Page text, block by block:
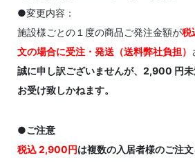
●変更内容：
施設様ごとの１度の商品ご発注金額が税
文の場合に受注・発送（送料弊社負担）
誠に申し訳ございませんが、2,900 円
お受け致しかねます。
●ご注意
税込 2,900円は複数の入居者様のご注